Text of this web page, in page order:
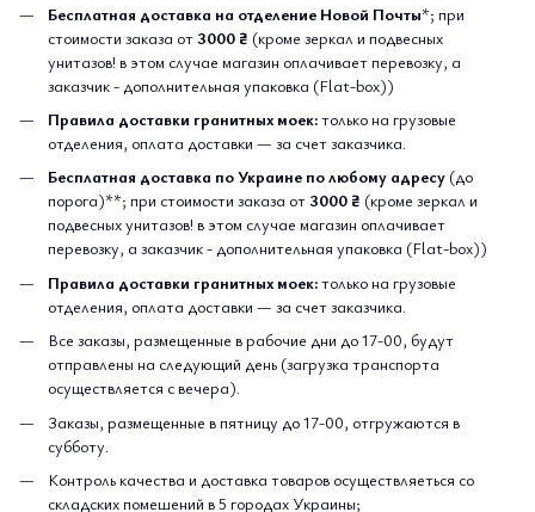
Бесплатная доставка на отделение Новой Почты*; при
стоимости заказа от3000 ₴ (кроме зеркал и подвесных
унитазов! в этом случае магазин оплачивает перевозку, а
заказчик - дополнительная упаковка (Flat-box))
Правила доставки гранитных моек:только на грузовые
отделения, оплата доставки — за счет заказчика.
Бесплатная доставка по Украине по любому адресу (до
порога)**; при стоимости заказа от3000 ₴ (кроме зеркал и
подвесных унитазов! в этом случае магазин оплачивает
перевозку, а заказчик - дополнительная упаковка (Flat-box))
Правила доставки гранитных моек:только на грузовые
отделения, оплата доставки — за счет заказчика.
Все заказы, размещенные в рабочие дни до 17-00, будут
отправлены на следующий день (загрузка транспорта
осуществляется с вечера).
Заказы, размещенные в пятницу до 17-00, отгружаются в
субботу.
Контроль качества и доставка товаров осуществляеться со
складских помешений в 5 городах Украины;